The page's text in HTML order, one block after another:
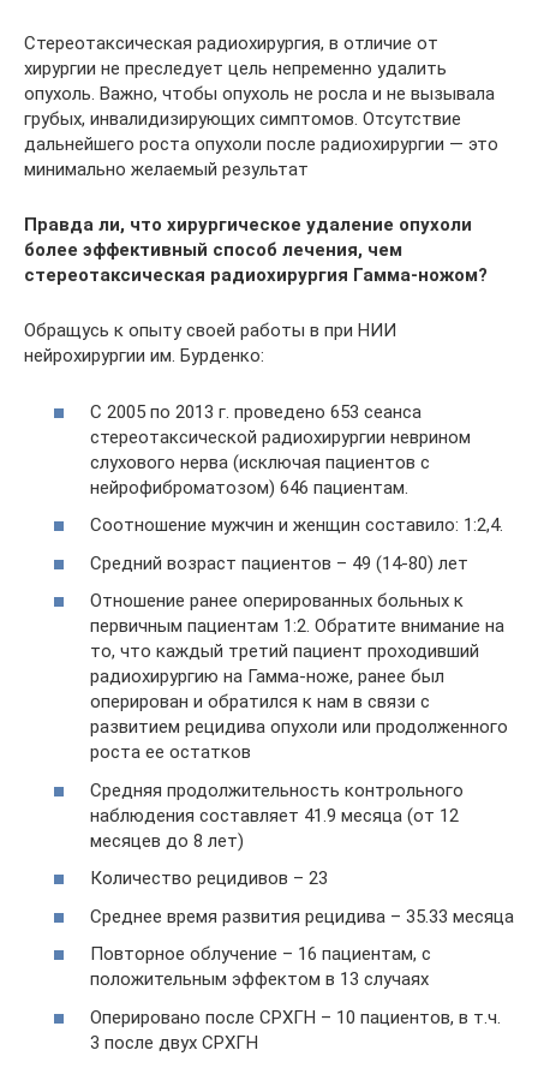
Стереотаксическая радиохирургия, в отличие от
хирургии не преследует цель непременно удалить
опухоль. Важно, чтобы опухоль не росла и не вызывала
грубых, инвалидизирующих симптомов. Отсутствие
дальнейшего роста опухоли после радиохирургии — это
минимально желаемый результат
Правда ли, что хирургическое удаление опухоли
более эффективный способ лечения, чем
стереотаксическая радиохирургия Гамма-ножом?
Обращусь к опыту своей работы в при НИИ
нейрохирургии им. Бурденко:
С 2005 по 2013 г. проведено 653 сеанса
стереотаксической радиохирургии неврином
слухового нерва (исключая пациентов с
нейрофиброматозом) 646 пациентам.
Соотношение мужчин и женщин составило: 1:2,4.
Средний возраст пациентов – 49 (14-80) лет
Отношение ранее оперированных больных к
первичным пациентам 1:2. Обратите внимание на
то, что каждый третий пациент проходивший
радиохирургию на Гамма-ноже, ранее был
оперирован и обратился к нам в связи с
развитием рецидива опухоли или продолженного
роста ее остатков
Средняя продолжительность контрольного
наблюдения составляет 41.9 месяца (от 12
месяцев до 8 лет)
Количество рецидивов – 23
Среднее время развития рецидива – 35.33 месяца
Повторное облучение – 16 пациентам, с
положительным эффектом в 13 случаях
Оперировано после СРХГН – 10 пациентов, в т.ч.
3 после двух СРХГН